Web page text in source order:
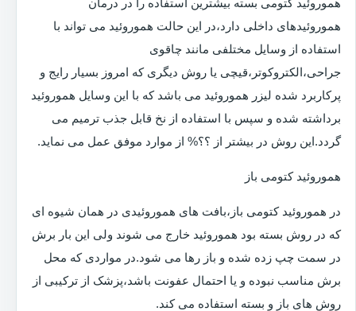
هموروئیدهای داخلی دارد،در این حالت هموروئید می تواند با
استفاده از وسایل مختلفی مانند چاقوی
جراحی،الکتروکوتر،قیچی یا روش دیگری که امروز بسیار رایج و
پرکاربرد شده لیزر هموروئید می باشد که با این وسایل هموروئید
برداشته شده و سپس با استفاده از نخ قابل جذب ترمیم می
گردد.این روش در بیشتر از ؟؟% از موارد موفق عمل می نماید.
هموروئید کتومی باز
در هموروئید کتومی باز،بافت های هموروئیدی در همان شیوه ای
که در روش بسته بود هموروئید خارج می شوند ولی این بار برش
در سمت چپ زده شده و باز رها می شود.در مواردی که محل
برش مناسب نبوده و یا احتمال عفونت باشد،پزشک از ترکیبی از
روش های باز و بسته استفاده می کند.